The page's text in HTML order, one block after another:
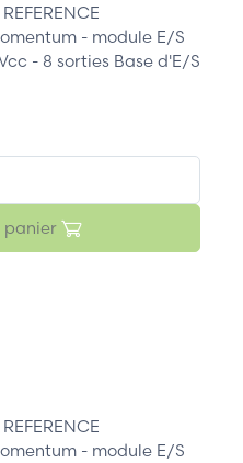
- module E/S
- 8 sorties Base d'E/S
panier
- module E/S